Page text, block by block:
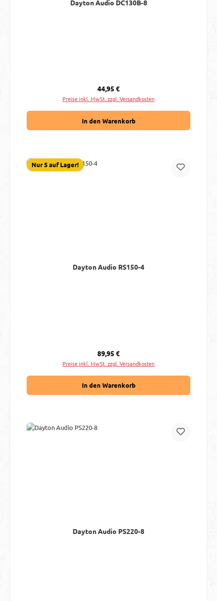
Dayton Audio DC130B-8
Regulärer Preis:
44,95 €
Preise inkl. MwSt. zzgl. Versandkosten
In den Warenkorb
Nur 5 auf Lager!
Dayton Audio RS150-4
Regulärer Preis:
89,95 €
Preise inkl. MwSt. zzgl. Versandkosten
In den Warenkorb
Dayton Audio PS220-8